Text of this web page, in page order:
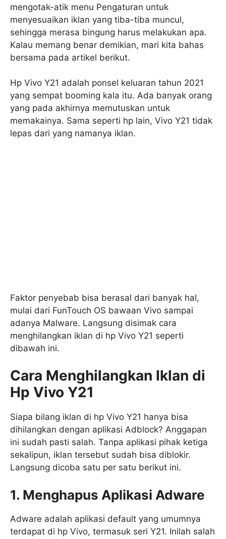
mengotak-atik menu Pengaturan untuk
menyesuaikan iklan yang tiba-tiba muncul,
sehingga merasa bingung harus melakukan apa.
Kalau memang benar demikian, mari kita bahas
bersama pada artikel berikut.
Hp Vivo Y21 adalah ponsel keluaran tahun 2021
yang sempat booming kala itu. Ada banyak orang
yang pada akhirnya memutuskan untuk
memakainya. Sama seperti hp lain, Vivo Y21 tidak
lepas dari yang namanya iklan.
Faktor penyebab bisa berasal dari banyak hal,
mulai dari FunTouch OS bawaan Vivo sampai
adanya Malware. Langsung disimak cara
menghilangkan iklan di hp Vivo Y21 seperti
dibawah ini.
Cara Menghilangkan Iklan di
Hp Vivo Y21
Siapa bilang iklan di hp Vivo Y21 hanya bisa
dihilangkan dengan aplikasi Adblock? Anggapan
ini sudah pasti salah. Tanpa aplikasi pihak ketiga
sekalipun, iklan tersebut sudah bisa diblokir.
Langsung dicoba satu per satu berikut ini.
1. Menghapus Aplikasi Adware
Adware adalah aplikasi default yang umumnya
terdapat di hp Vivo, termasuk seri Y21. Inilah salah